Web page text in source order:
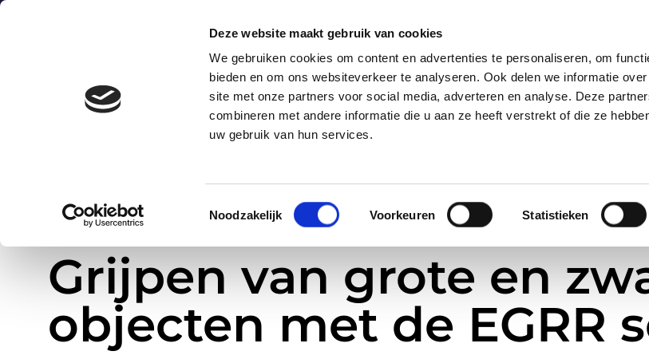
Deze website maakt gebruik van cookies
We gebruiken cookies om content en advertenties te personaliseren, om
bieden en om ons websiteverkeer te analyseren. Ook delen we informatie
site met onze partners voor social media, adverteren en analyse. Deze
combineren met andere informatie die u aan ze heeft verstrekt of die ze
uw gebruik van hun services.
Toestemmingsselectie
Noodzakelijk Voorkeuren Statistieken
Home Over Ons Nieuws
Home»Grijpen van grote en zware objecten met de EGRR serie
Grijpen van grote en
objecten met de EGRR